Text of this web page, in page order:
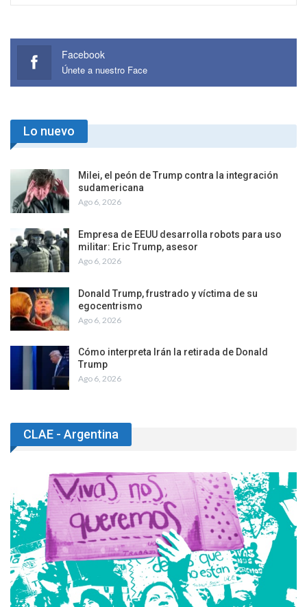
Facebook
Únete a nuestro Face
Lo nuevo
Milei, el peón de Trump contra la integración
sudamericana
Ago 6, 2026
Empresa de EEUU desarrolla robots para uso
militar: Eric Trump, asesor
Ago 6, 2026
Donald Trump, frustrado y víctima de su
egocentrismo
Ago 6, 2026
Cómo interpreta Irán la retirada de Donald
Trump
Ago 6, 2026
CLAE - Argentina